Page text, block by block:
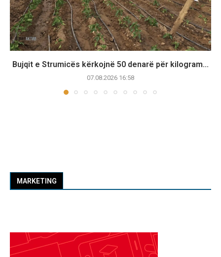
Bujqit e Strumicës kërkojnë 50 denarë për kilogram...
07.08.2026 16:58
MARKETING